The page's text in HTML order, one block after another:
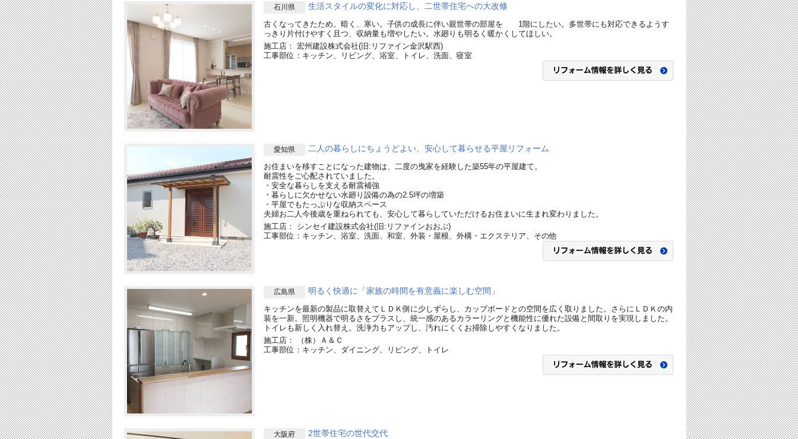
石川県 生活スタイルの変化に対応し、二世帯住宅への大改修
古くなってきたため。暗く、寒い。子供の成長に伴い親世帯の部屋を 1階にしたい。多世帯にも対応できるようす
っきり片付けやすく且つ、収納量も増やしたい。水廻りも明るく暖かくしてほしい。
施工店： 宏州建設株式会社(旧:リファイン金沢駅西)
工事部位：キッチン、リビング、浴室、トイレ、洗面、寝室
愛知県 二人の暮らしにちょうどよい、安心して暮らせる平屋リフォーム
お住まいを移すことになった建物は、二度の曳家を経験した築55年の平屋建て。
耐震性をご心配されていました。
・安全な暮らしを支える耐震補強
・暮らしに欠かせない水廻り設備の為の2.5坪の増築
・平屋でもたっぷりな収納スペース
夫婦お二人今後歳を重ねられても、安心して暮らしていただけるお住まいに生まれ変わりました。
施工店： シンセイ建設株式会社(旧:リファインおおぶ)
工事部位：キッチン、浴室、洗面、和室、外装・屋根、外構・エクステリア、その他
広島県 明るく快適に「家族の時間を有意義に楽しむ空間」
キッチンを最新の製品に取替えてＬＤＫ側に少しずらし、カップボードとの空間を広く取りました。さらにＬＤＫの内
装を一新。照明機器で明るさをプラスし、統一感のあるカラーリングと機能性に優れた設備と間取りを実現しました。
トイレも新しく入れ替え。洗浄力もアップし、汚れにくくお掃除しやすくなりました。
施工店： （株）Ａ＆Ｃ
工事部位：キッチン、ダイニング、リビング、トイレ
大阪府 2世帯住宅の世代交代